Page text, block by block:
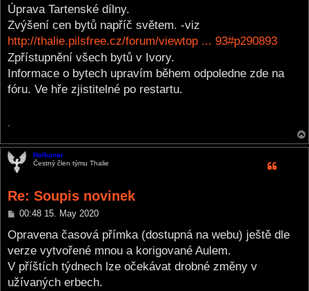
Úprava Tartenské dílny.
Zvýšení cen bytů napříč světem. -viz
http://thalie.pilsfree.cz/forum/viewtop ... 93#p290893
Zpřístupnění všech bytů v Ivory.
Informace o bytech upravím během odpoledne zde na
fóru. Ve hře zjistitelné po restartu.
Nalkanar
Čestný člen týmu Thalie
Re: Soupis novinek
P
s
t
00:48 15. May 2020
Opravena časová přímka (dostupná na webu) ještě dle
verze vytvořené mnou a korigované Aulem.
V příštích týdnech lze očekávat drobné změny v
užívaných erbech.